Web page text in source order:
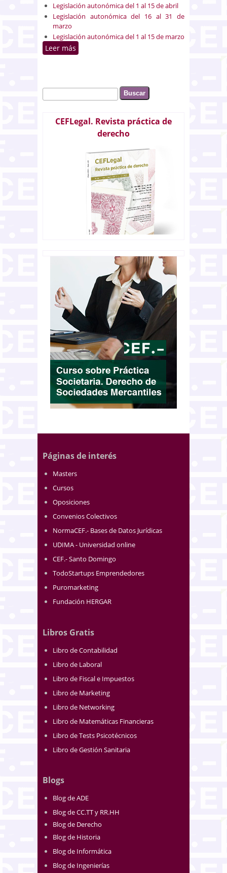
Legislación autonómica del 1 al 15 de abril
Legislación autonómica del 16 al 31 de
marzo
Legislación autonómica del 1 al 15 de marzo
Leer más
Formulario de búsqueda
Buscar
CEFLegal. Revista práctica de
derecho
Páginas de interés
Masters
Cursos
Oposiciones
Convenios Colectivos
NormaCEF.- Bases de Datos Jurídicas
UDIMA - Universidad online
CEF.- Santo Domingo
TodoStartups Emprendedores
Puromarketing
Fundación HERGAR
Libros Gratis
Libro de Contabilidad
Libro de Laboral
Libro de Fiscal e Impuestos
Libro de Marketing
Libro de Networking
Libro de Matemáticas Financieras
Libro de Tests Psicotécnicos
Libro de Gestión Sanitaria
Blogs
Blog de ADE
Blog de CC.TT y RR.HH
Blog de Derecho
Blog de Historia
Blog de Informática
Blog de Ingenierías